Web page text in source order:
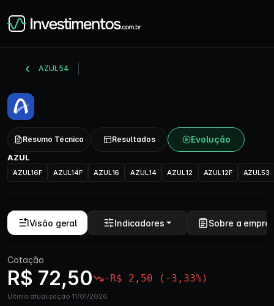
AZUL54
Resumo Técnico Resultados Evolução
AZUL
AZUL16F AZUL14F AZUL16 AZUL14 AZUL12 AZUL12F AZUL53
Visão geral Indicadores Sobre a
Cotação
R$ 72,50 -R$ 2,50 (-3,33%)
Última atualização 11/01/2026